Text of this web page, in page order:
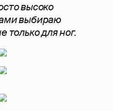
высоко
выбираю
только для ног.